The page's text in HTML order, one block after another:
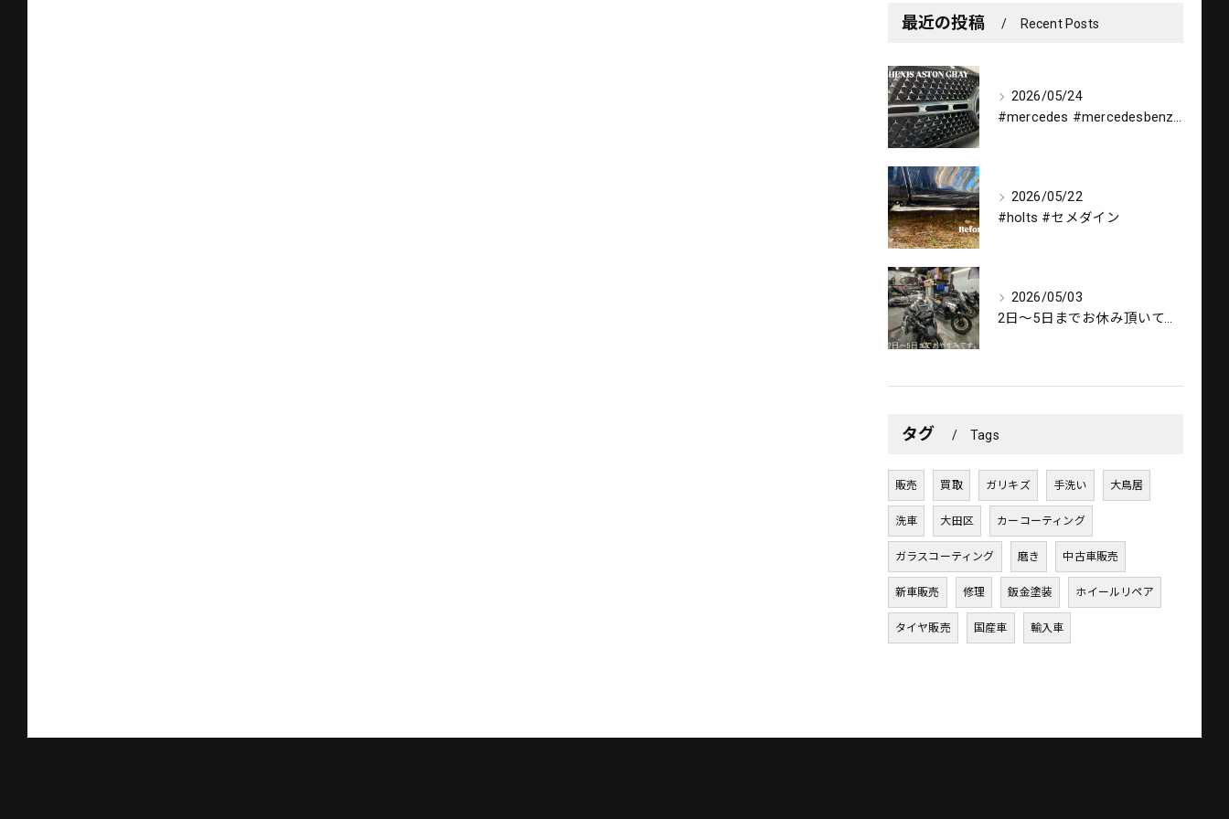
最近の投稿 Recent Posts
2026/05/24
#mercedes #mercedesbenz #gle #...
2026/05/22
#holts #セメダイン
2026/05/03
2日〜5日までお休み頂いてます。
タグ Tags
販売 買取 ガリキズ 手洗い 大鳥居
洗車 大田区 カーコーティング
ガラスコーティング 磨き 中古車販売
新車販売 修理 鈑金塗装 ホイールリペア
タイヤ販売 国産車 輸入車